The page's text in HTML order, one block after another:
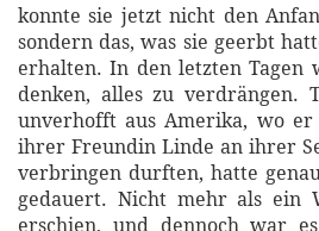
konnte sie jetzt nicht den
sondern das, was sie geerbt
erhalten. In den letzten Tagen
denken, alles zu verdrängen.
unverhofft aus Amerika, wo
ihrer Freundin Linde an ihrer
verbringen durften, hatte
gedauert. Nicht mehr als ein